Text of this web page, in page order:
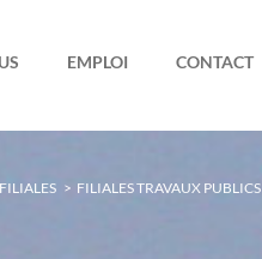
EMPLOI CONTACT
FILIALES > FILIALES TRAVAUX PUBLICS